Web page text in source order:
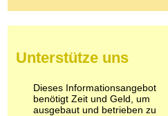
Pilze
Psychopharmaka
Schlafmittel
Schmerzmittel
Unterstütze uns
Dieses Informationsangebot
benötigt Zeit und Geld, um
ausgebaut und betrieben zu